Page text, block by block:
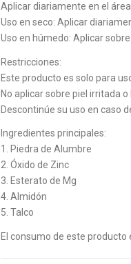
Aplicar diariamente en el
Uso en seco: Aplicar
Uso en húmedo: Aplicar
Restricciones:
Este producto es solo para
No aplicar sobre piel irritada o
Descontinúe su uso en caso
Ingredientes principales:
1. Piedra de Alumbre
2. Óxido de Zinc
3. Esterato de Mg
4. Almidón
5. Talco
El consumo de este producto